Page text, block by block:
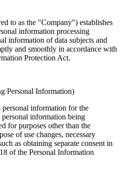
to as the "Company") establishes
information processing
information of data subjects and
and smoothly in accordance with
Protection Act.
Personal Information)
personal information for the
information being
for purposes other than the
of use changes, necessary
as obtaining separate consent in
of the Personal Information